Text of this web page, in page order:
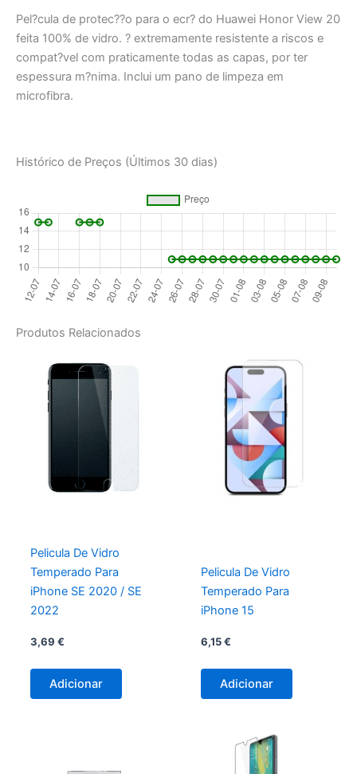
Pel?cula de protec??o para o ecr? do Huawei Honor View 20
feita 100% de vidro. ? extremamente resistente a riscos e
compat?vel com praticamente todas as capas, por ter
espessura m?nima. Inclui um pano de limpeza em
microfibra.
Histórico de Preços (Últimos 30 dias)
Produtos Relacionados
Pelicula De Vidro
Temperado Para
iPhone SE 2020 / SE
2022
3,69 €
Adicionar
Pelicula De Vidro
Temperado Para
iPhone 15
6,15€
Adicionar